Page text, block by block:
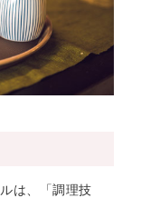
は、「調理技